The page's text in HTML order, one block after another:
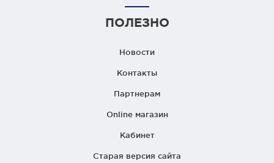
ПОЛЕЗНО
Новости
Контакты
Партнерам
Online магазин
Кабинет
Старая версия сайта